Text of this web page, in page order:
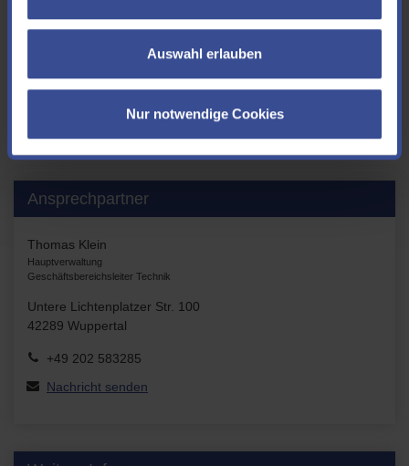
Auswahl erlauben
Nur notwendige Cookies
wie Unternehmen, Landwirtschaft, Umweltorganisationen u.v.a.
Infos zum Regionalpakt Wupper finden Sie in den in der Infobox -
neben Pressemitteilung zu anderen Themen - verlinkten
Ansprechpartner
Thomas Klein
Hauptverwaltung
Geschäftsbereichsleiter Technik
Untere Lichtenplatzer Str. 100
42289 Wuppertal
+49 202 583285
Nachricht senden